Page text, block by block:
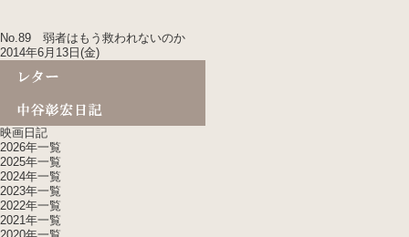
No.89 弱者はもう救われないのか
2014年6月13日(金)
映画日記
2026年一覧
2025年一覧
2024年一覧
2023年一覧
2022年一覧
2021年一覧